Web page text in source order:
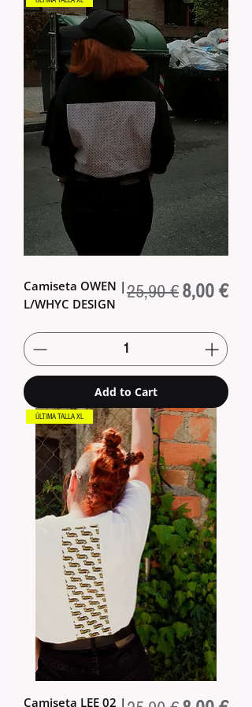
Camiseta OWEN |
L/WHYC DESIGN
Regular Price
25,90 €Sale Price
8,00 €
Add to Cart
ÚLTIMA TALLA XL
Camiseta LEE 02 |